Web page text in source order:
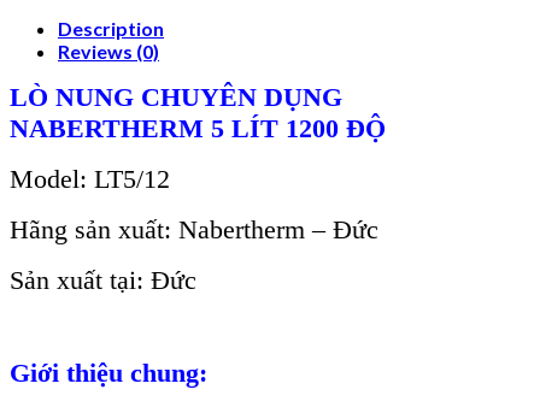
Description
Reviews (0)
LÒ NUNG CHUYÊN DỤNG
NABERTHERM 5 LÍT 1200 ĐỘ
Model: LT5/12
Hãng sản xuất: Nabertherm – Đức
Sản xuất tại: Đức
Giới thiệu chung: